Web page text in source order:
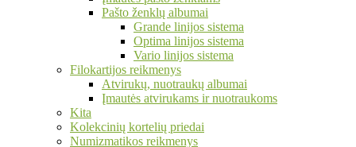
Pašto ženklų albumai
Grande linijos sistema
Optima linijos sistema
Vario linijos sistema
Filokartijos reikmenys
Atvirukų, nuotraukų albumai
Įmautės atvirukams ir nuotraukoms
Kita
Kolekcinių kortelių priedai
Numizmatikos reikmenys